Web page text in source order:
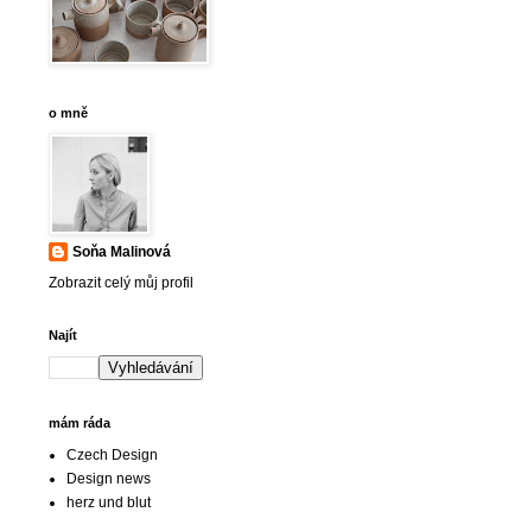
o mně
Soňa Malinová
Zobrazit celý můj profil
Najít
mám ráda
Czech Design
Design news
herz und blut